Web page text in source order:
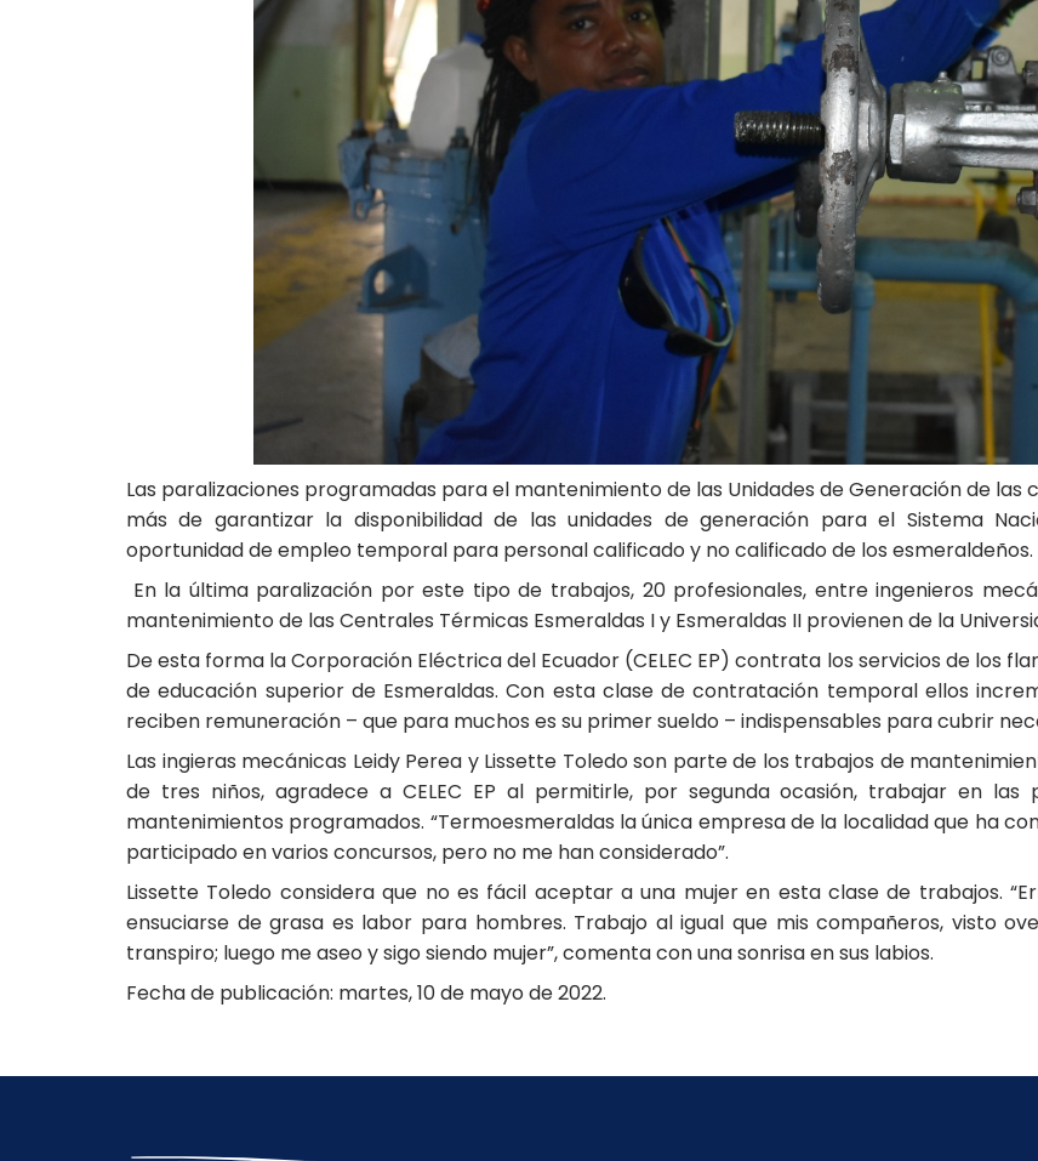
Las paralizaciones programadas para el mantenimiento de las Unidades de Generación de las
más de garantizar la disponibilidad de las unidades de generación para el Sistema
oportunidad de empleo temporal para personal calificado y no calificado de los esmeraldeños.
En la última paralización por este tipo de trabajos, 20 profesionales, entre ingenieros
mantenimiento de las Centrales Térmicas Esmeraldas I y Esmeraldas II provienen de la
De esta forma la Corporación Eléctrica del Ecuador (CELEC EP) contrata los servicios de los
de educación superior de Esmeraldas. Con esta clase de contratación temporal ellos
reciben remuneración – que para muchos es su primer sueldo – indispensables para cubrir
Las ingieras mecánicas Leidy Perea y Lissette Toledo son parte de los trabajos de
de tres niños, agradece a CELEC EP al permitirle, por segunda ocasión, trabajar en
mantenimientos programados. “Termoesmeraldas la única empresa de la localidad que ha
participado en varios concursos, pero no me han considerado”.
Lissette Toledo considera que no es fácil aceptar a una mujer en esta clase de trabajos.
ensuciarse de grasa es labor para hombres. Trabajo al igual que mis compañeros, visto
transpiro; luego me aseo y sigo siendo mujer”, comenta con una sonrisa en sus labios.
Fecha de publicación: martes, 10 de mayo de 2022.